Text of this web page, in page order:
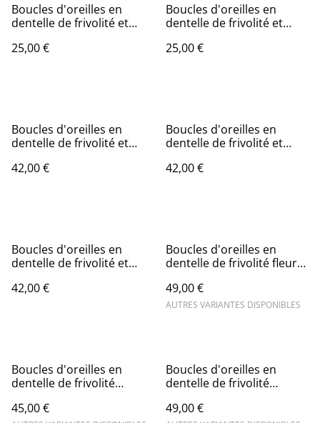
Boucles d'oreilles en
dentelle de frivolité et
25,00 €
Boucles d'oreilles en
dentelle de frivolité et
25,00 €
Boucles d'oreilles en
dentelle de frivolité et
42,00 €
Boucles d'oreilles en
dentelle de frivolité et
42,00 €
Boucles d'oreilles en
dentelle de frivolité et
42,00 €
Boucles d'oreilles en
dentelle de frivolité fleur
49,00 €
AUTRES VARIANTES DISPONIBLES
Boucles d'oreilles en
dentelle de frivolité
45,00 €
Boucles d'oreilles en
dentelle de frivolité
49,00 €